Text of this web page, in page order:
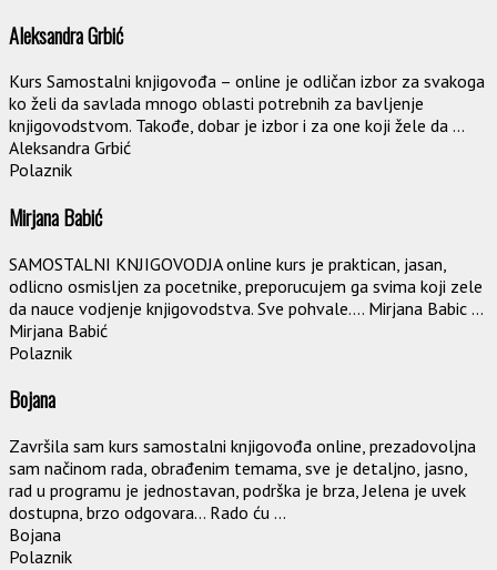
Aleksandra Grbić
Kurs Samostalni knjigovođa – online je odličan izbor za svakoga
ko želi da savlada mnogo oblasti potrebnih za bavljenje
knjigovodstvom. Takođe, dobar je izbor i za one koji žele da ...
Aleksandra Grbić
Polaznik
Mirjana Babić
SAMOSTALNI KNJIGOVODJA online kurs je praktican, jasan,
odlicno osmisljen za pocetnike, preporucujem ga svima koji zele
da nauce vodjenje knjigovodstva. Sve pohvale…. Mirjana Babic ...
Mirjana Babić
Polaznik
Bojana
Završila sam kurs samostalni knjigovođa online, prezadovoljna
sam načinom rada, obrađenim temama, sve je detaljno, jasno,
rad u programu je jednostavan, podrška je brza, Jelena je uvek
dostupna, brzo odgovara… Rado ću ...
Bojana
Polaznik